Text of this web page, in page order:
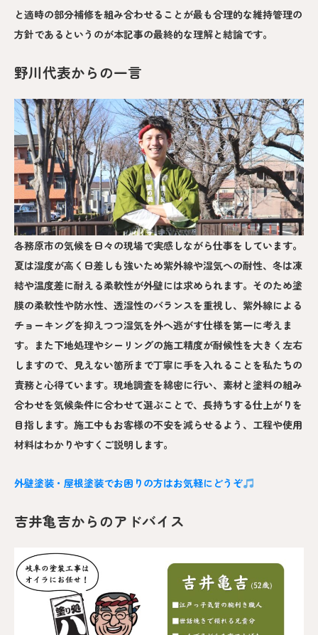
と適時の部分補修を組み合わせることが最も合理的な維持管理の
方針であるというのが本記事の最終的な理解と結論です。
野川代表からの一言
各務原市の気候を日々の現場で実感しながら仕事をしています。
夏は湿度が高く日差しも強いため紫外線や湿気への耐性、冬は凍
結や温度差に耐える柔軟性が外壁には求められます。そのため塗
膜の柔軟性や防水性、透湿性のバランスを重視し、紫外線による
チョーキングを抑えつつ湿気を外へ逃がす仕様を第一に考えま
す。また下地処理やシーリングの施工精度が耐候性を大きく左右
しますので、見えない箇所まで丁寧に手を入れることを私たちの
責務と心得ています。現地調査を綿密に行い、素材と塗料の組み
合わせを気候条件に合わせて選ぶことで、長持ちする仕上がりを
目指します。施工中もお客様の不安を減らせるよう、工程や使用
材料はわかりやすくご説明します。
外壁塗装・屋根塗装でお困りの方はお気軽にどうぞ
吉井亀吉からのアドバイス